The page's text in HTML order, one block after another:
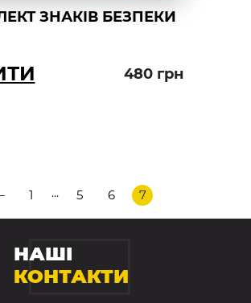
ЗНАКІВ БЕЗПЕКИ
480грн
1 ... 5 6 7
НАШІ
КОНТАКТИ